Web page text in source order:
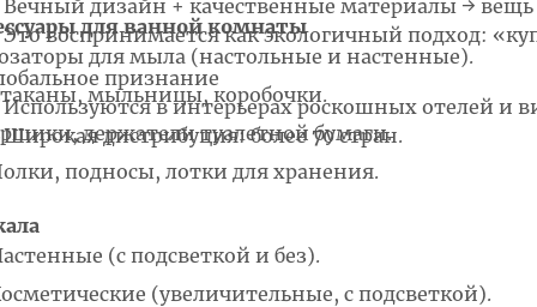
дизайн + качественные материалы →
воспринимается как экологичный подход:
признание
в интерьерах роскошных отелей и
дистрибуция: более 70 стран.
для ванной комнаты
для мыла (настольные и настенные).
мыльницы, коробочки.
держатели туалетной бумаги.
подносы, лотки для хранения.
(с подсветкой и без).
(увеличительные, с подсветкой).